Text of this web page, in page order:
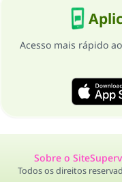
Acesso mais rápido
Sobre o Site
Todos os direitos